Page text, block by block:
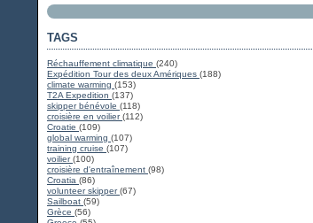
TAGS
Réchauffement climatique (240)
Expédition Tour des deux Amériques (188)
climate warming (153)
T2A Expedition (137)
skipper bénévole (118)
croisière en voilier(112)
Croatie (109)
global warming (107)
training cruise (107)
voilier(100)
croisière d'entraînement (98)
Croatia (86)
volunteer skipper(67)
Sailboat (59)
Grèce (56)